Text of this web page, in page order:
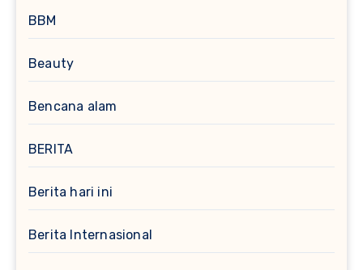
BBM
Beauty
Bencana alam
BERITA
Berita hari ini
Berita Internasional